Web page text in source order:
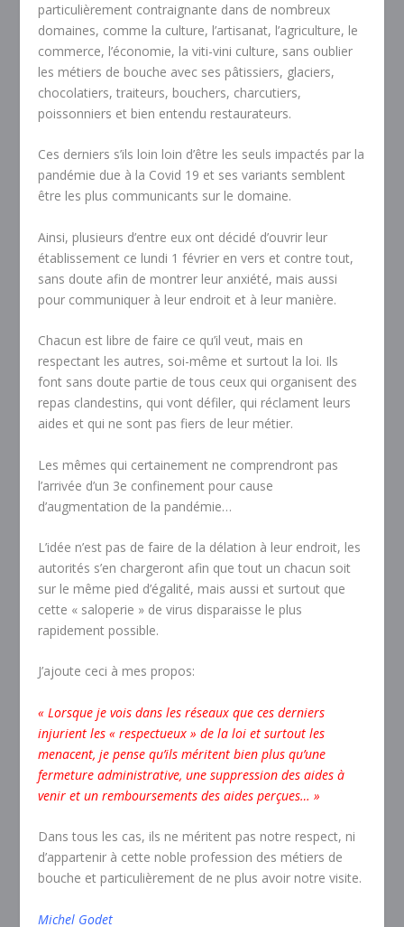
particulièrement contraignante dans de nombreux
domaines, comme la culture, l’artisanat, l’agriculture, le
commerce, l’économie, la viti-vini culture, sans oublier
les métiers de bouche avec ses pâtissiers, glaciers,
chocolatiers, traiteurs, bouchers, charcutiers,
poissonniers et bien entendu restaurateurs.
Ces derniers s’ils loin loin d’être les seuls impactés par la
pandémie due à la Covid 19 et ses variants semblent
être les plus communicants sur le domaine.
Ainsi, plusieurs d’entre eux ont décidé d’ouvrir leur
établissement ce lundi 1 février en vers et contre tout,
sans doute afin de montrer leur anxiété, mais aussi
pour communiquer à leur endroit et à leur manière.
Chacun est libre de faire ce qu’il veut, mais en
respectant les autres, soi-même et surtout la loi. Ils
font sans doute partie de tous ceux qui organisent des
repas clandestins, qui vont défiler, qui réclament leurs
aides et qui ne sont pas fiers de leur métier.
Les mêmes qui certainement ne comprendront pas
l’arrivée d’un 3e confinement pour cause
d’augmentation de la pandémie…
L’idée n’est pas de faire de la délation à leur endroit, les
autorités s’en chargeront afin que tout un chacun soit
sur le même pied d’égalité, mais aussi et surtout que
cette « saloperie » de virus disparaisse le plus
rapidement possible.
J’ajoute ceci à mes propos:
« Lorsque je vois dans les réseaux que ces derniers
injurient les « respectueux » de la loi et surtout les
menacent, je pense qu’ils méritent bien plus qu’une
fermeture administrative, une suppression des aides à
venir et un remboursements des aides perçues… »
Dans tous les cas, ils ne méritent pas notre respect, ni
d’appartenir à cette noble profession des métiers de
bouche et particulièrement de ne plus avoir notre visite.
Michel Godet